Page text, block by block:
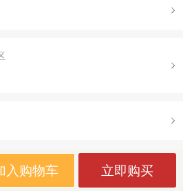
规格属性 售后政策
入购物车 立即购买